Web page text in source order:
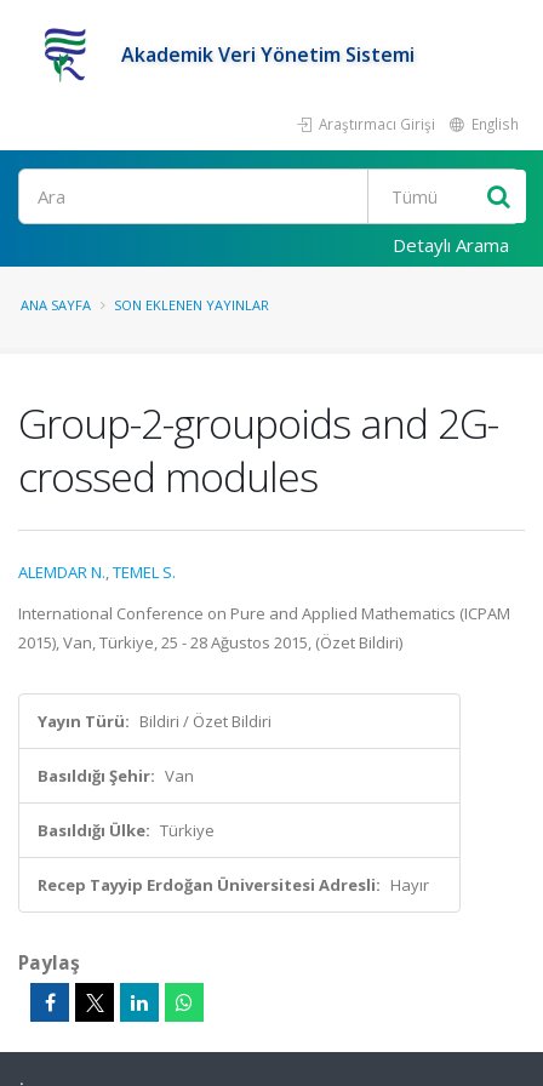
Akademik Veri Yönetim Sistemi
Araştırmacı Girişi English
Ara
Detaylı Arama
ANA SAYFA SON EKLENEN YAYINLAR
Group-2-groupoids and 2G-
crossed modules
ALEMDAR N.,TEMEL S.
International Conference on Pure and Applied Mathematics (ICPAM
2015), Van, Türkiye, 25 - 28 Ağustos 2015, (Özet Bildiri)
Yayın Türü: Bildiri / Özet Bildiri
Basıldığı Şehir: Van
Basıldığı Ülke: Türkiye
Recep Tayyip Erdoğan Üniversitesi Adresli: Hayır
Paylaş